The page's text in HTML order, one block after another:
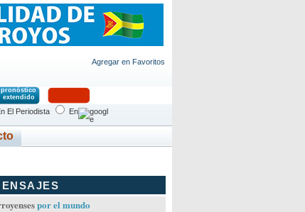
Agregar en Favoritos
pronóstico
extendido
El Periodista En
por el mundo